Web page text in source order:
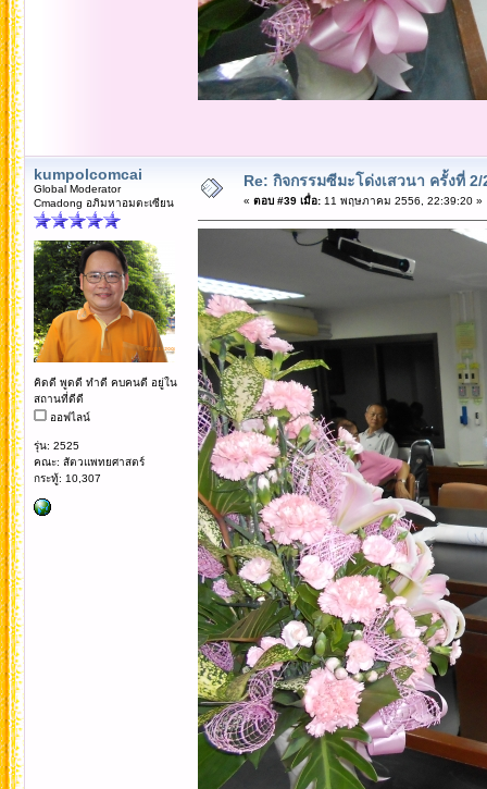
kumpolcomcai
Global Moderator
Cmadong อภิมหาอมตะเซียน
คิดดี พูดดี ทำดี คบคนดี อยู่ใน
สถานที่ดีดี
ออฟไลน์
รุ่น: 2525
คณะ: สัตวแพทยศาสตร์
กระทู้: 10,307
Re: กิจกรรมซีมะโด่งเสวนา ครั้งที่
« ตอบ #39 เมื่อ:11 พฤษภาคม 2556, 22:39:20 »